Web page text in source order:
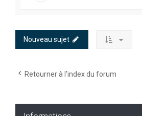
Nouveau sujet
Retourner à l’index du forum